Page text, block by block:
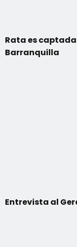
Rata es
Barranquilla
Entrevista al